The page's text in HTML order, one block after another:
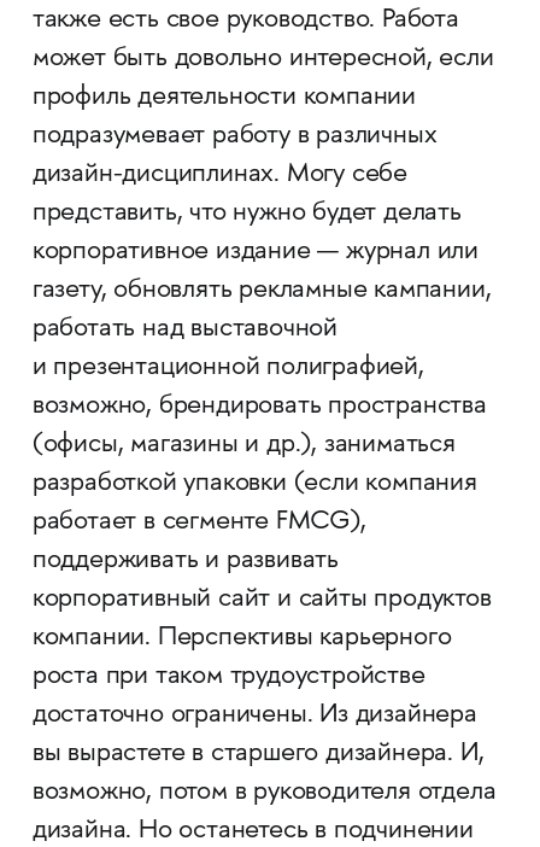
также есть свое руководство. Работа
может быть довольно интересной, если
профиль деятельности компании
подразумевает работу в различных
дизайн-дисциплинах. Могу себе
представить, что нужно будет делать
корпоративное издание — журнал или
газету, обновлять рекламные кампании,
работать над выставочной
и презентационной полиграфией,
возможно, брендировать пространства
(офисы, магазины и др.), заниматься
разработкой упаковки (если компания
работает в сегменте FMCG),
поддерживать и развивать
корпоративный сайт и сайты продуктов
компании. Перспективы карьерного
роста при таком трудоустройстве
достаточно ограничены. Из дизайнера
вы вырастете в старшего дизайнера. И,
возможно, потом в руководителя отдела
дизайна. Но останетесь в подчинении